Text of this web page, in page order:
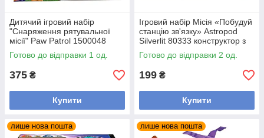
Дитячий ігровий набір
"Снаряження рятувальної
місії" Paw Patrol 1500048
Готово до відправки 1 од.
375 ₴
Купити
Ігровий набір Місія «Побудуй
станцію зв'язку» Astropod
Silverlit 80333 конструктор з
фігуркою
Готово до відправки 2 од.
199 ₴
Купити
лише нова пошта лише нова пошта